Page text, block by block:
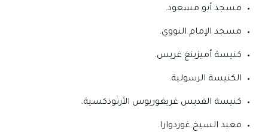
مسجد أبو مسعود.
مسجد الإمام النووي.
كنيسة أميزينغ غريس.
الكنيسة الرسولية.
كنيسة القديس غريغوريوس الأرثوذكسية.
معبد السيخ غوردوارا.